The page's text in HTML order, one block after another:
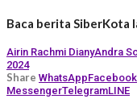
Baca berita SiberKota
Airin Rachmi DianyAndra
2024
Share WhatsAppFacebook
MessengerTelegramLINE